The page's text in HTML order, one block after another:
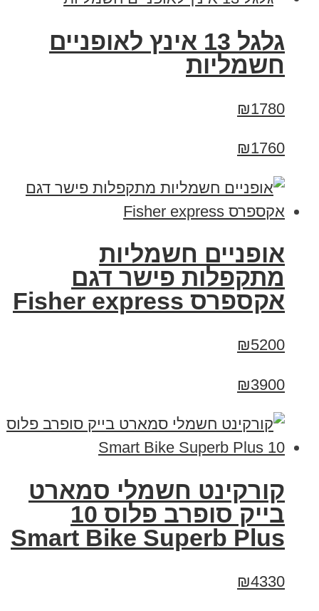
גלגל 13 אינץ לאופניים
חשמליות
₪1780
₪1760
אופניים חשמליות
מתקפלות פישר דגם
אקספרס Fisher express
₪5200
₪3900
קורקינט חשמלי סמארט
בייק סופרב פלוס 10
Smart Bike Superb Plus
₪4330